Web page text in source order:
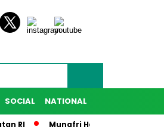
SOCIAL NATIONAL
Munafri Harap IKA SMANSA Beri